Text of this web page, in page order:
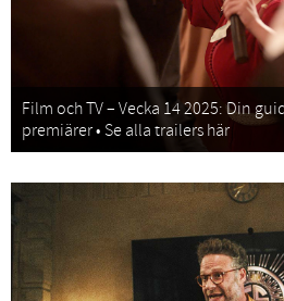
Film och TV – Vecka 14 2025: Din
premiärer • Se alla trailers här